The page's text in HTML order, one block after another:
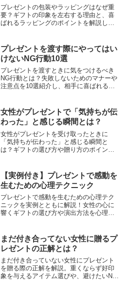
プレゼントの包装やラッピングはなぜ重
要？ギフトの印象を左右する理由と、喜
ばれるラッピングのポイントを解説しま
プレゼントを渡す際にやってはい
けないNG行動10選
プレゼントを渡すときに気をつけるべき
NG行動とは？失敗しないためのマナーや
注意点を10選紹介し、相手に喜ばれる渡
女性がプレゼントで「気持ちが伝
わった」と感じる瞬間とは？
女性がプレゼントを受け取ったときに
「気持ちが伝わった」と感じる瞬間と
は？ギフトの選び方や贈り方のポイント
【実例付き】プレゼントで感動を
生むための心理テクニック
プレゼントで感動を生むための心理テク
ニックを実例とともに解説！女性の心に
響くギフトの選び方や演出方法を心理学
まだ付き合ってない女性に贈るプ
レゼントの正解とは？
まだ付き合っていない女性にプレゼント
を贈る際の正解を解説。重くならず好印
象を与えるアイテム選びや、避けたいNG